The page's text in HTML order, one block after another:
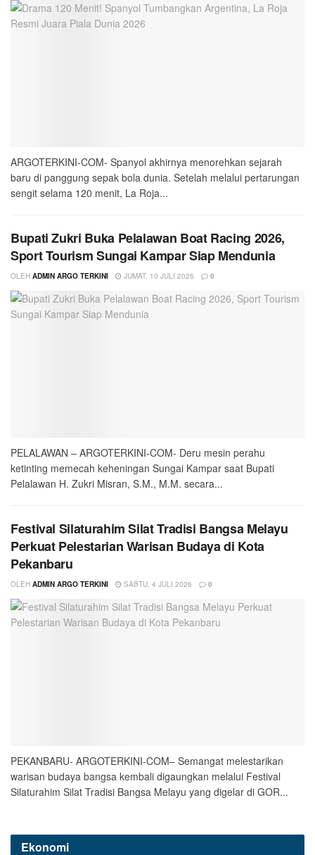
ARGOTERKINI-COM- Spanyol akhirnya menorehkan sejarah
baru di panggung sepak bola dunia. Setelah melalui pertarungan
sengit selama 120 menit, La Roja...
Bupati Zukri Buka Pelalawan Boat Racing 2026,
Sport Tourism Sungai Kampar Siap Mendunia
OLEH ADMIN ARGO TERKINI JUMAT, 10 JULI 2026 0
PELALAWAN – ARGOTERKINI-COM- Deru mesin perahu
ketinting memecah keheningan Sungai Kampar saat Bupati
Pelalawan H. Zukri Misran, S.M., M.M. secara...
Festival Silaturahim Silat Tradisi Bangsa Melayu
Perkuat Pelestarian Warisan Budaya di Kota
Pekanbaru
OLEH ADMIN ARGO TERKINI SABTU, 4 JULI 2026 0
PEKANBARU- ARGOTERKINI-COM– Semangat melestarikan
warisan budaya bangsa kembali digaungkan melalui Festival
Silaturahim Silat Tradisi Bangsa Melayu yang digelar di GOR...
Ekonomi